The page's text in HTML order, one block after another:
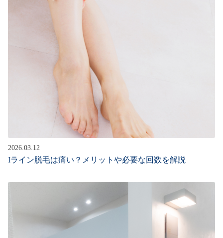
2026.03.12
Iライン脱毛は痛い？メリットや必要な回数を解説